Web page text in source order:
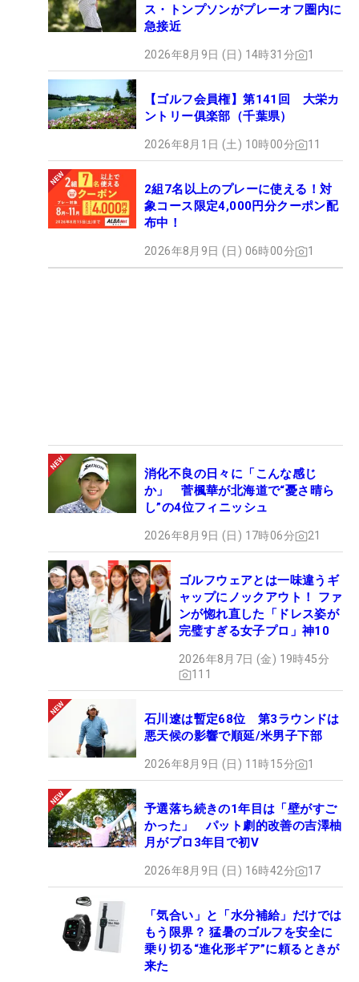
ス・トンプソンがプレーオフ圏内に
急接近
2026年8月9日 (日) 14時31分 1
【ゴルフ会員権】第141回 大栄カ
ントリー俱楽部（千葉県）
2026年8月1日 (土) 10時00分 11
2組7名以上のプレーに使える！対
象コース限定4,000円分クーポン配
布中！
2026年8月9日 (日) 06時00分 1
消化不良の日々に「こんな感じ
か」 菅楓華が北海道で“憂さ晴ら
し”の4位フィニッシュ
2026年8月9日 (日) 17時06分 21
ゴルフウェアとは一味違うギ
ャップにノックアウト！ ファ
ンが惚れ直した「ドレス姿が
完璧すぎる女子プロ」神10
2026年8月7日 (金) 19時45分
111
石川遼は暫定68位 第3ラウンドは
悪天候の影響で順延/米男子下部
2026年8月9日 (日) 11時15分 1
予選落ち続きの1年目は「壁がすご
かった」 パット劇的改善の吉澤柚
月がプロ3年目で初V
2026年8月9日 (日) 16時42分 17
「気合い」と「水分補給」だけでは
もう限界？ 猛暑のゴルフを安全に
乗り切る“進化形ギア”に頼るときが
来た